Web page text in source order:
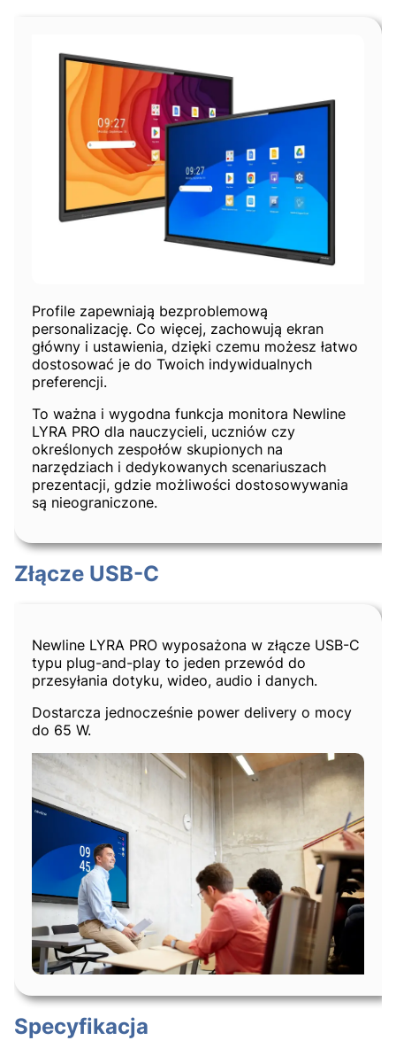
Profile zapewniają bezproblemową
personalizację. Co więcej, zachowują ekran
główny i ustawienia, dzięki czemu możesz łatwo
dostosować je do Twoich indywidualnych
preferencji.
To ważna i wygodna funkcja monitora Newline
LYRA PRO dla nauczycieli, uczniów czy
określonych zespołów skupionych na
narzędziach i dedykowanych scenariuszach
prezentacji, gdzie możliwości dostosowywania
są nieograniczone.
Złącze USB-C
Newline LYRA PRO wyposażona w złącze USB-C
typu plug-and-play to jeden przewód do
przesyłania dotyku, wideo, audio i danych.
Dostarcza jednocześnie power delivery o mocy
do 65 W.
Specyfikacja